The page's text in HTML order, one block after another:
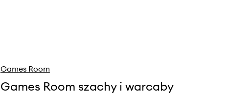
Games Room
Games Room szachy i warcaby